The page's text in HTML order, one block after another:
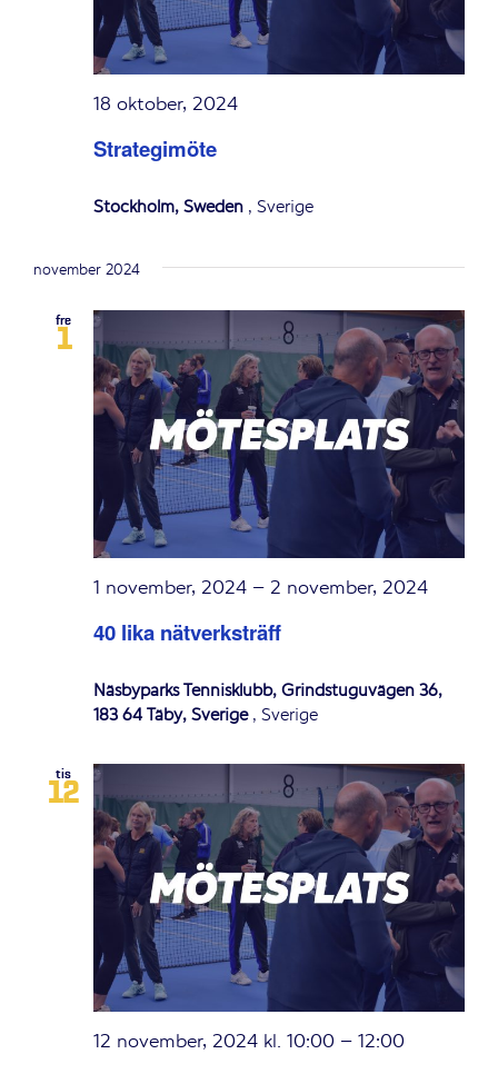
Strategimöte
18 oktober, 2024
Stockholm, Sweden , Sverige
november 2024
fre
1
40 lika nätverksträff
1 november, 2024 – 2 november, 2024
Näsbyparks Tennisklubb, Grindstuguvägen 36,
183 64 Täby, Sverige, Sverige
tis
12
12 november, 2024 kl. 10:00 – 12:00